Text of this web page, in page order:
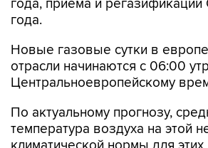
Новые газовые сутки в
Центральноевропейскому
По актуальному прогнозу,
климатической нормы для этих
градуса Цельсия.